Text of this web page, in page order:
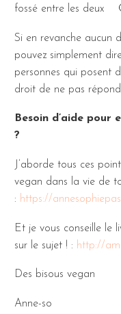
fossé entre les deux
Si en revanche aucun
pouvez simplement
personnes qui posent
droit de ne pas
Besoin d’aide pour
?
J’aborde tous ces
vegan dans la vie de
: https://
Et je vous conseille le
sur le sujet ! : http://
Des bisous vegan
Anne-so